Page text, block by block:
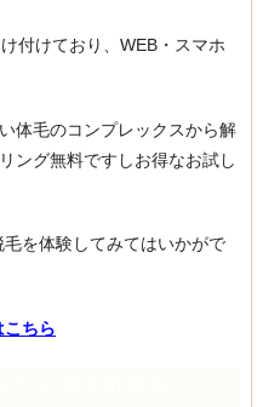
付けており、WEB・スマホ
体毛のコンプレックスから解
ング無料ですしお得なお試し
を体験してみてはいかがで
こちら